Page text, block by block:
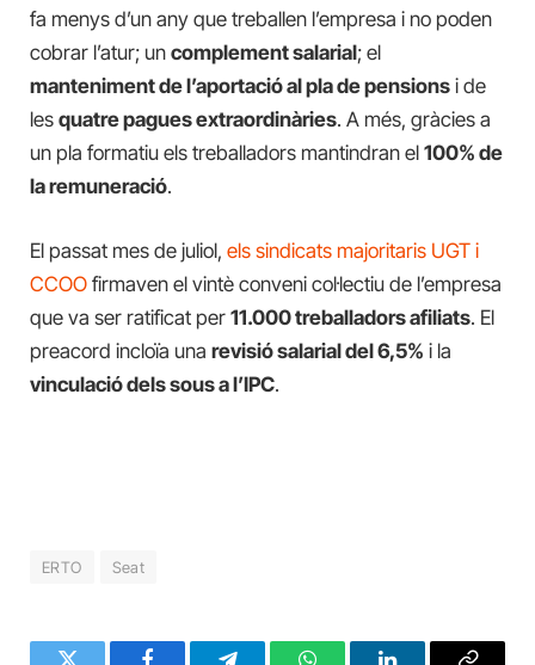
fa menys d’un any que treballen l’empresa i no poden
cobrar l’atur; un complement salarial; el
manteniment de l’aportació al pla de pensions i de
les quatre pagues extraordinàries. A més, gràcies a
un pla formatiu els treballadors mantindran el 100% de
la remuneració.
El passat mes de juliol, els sindicats majoritaris UGT i
CCOO firmaven el vintè conveni col·lectiu de l’empresa
que va ser ratificat per 11.000 treballadors afiliats. El
preacord incloïa una revisió salarial del 6,5% i la
vinculació dels sous a l’IPC.
ERTO Seat